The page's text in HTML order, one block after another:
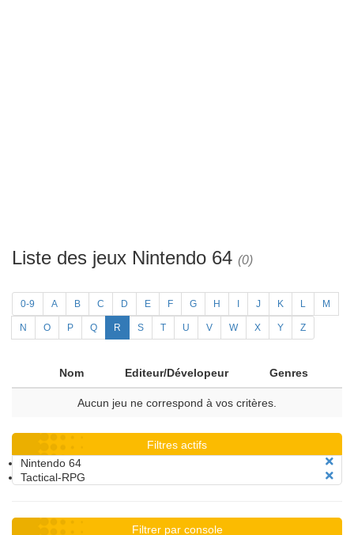
Liste des jeux Nintendo 64 (0)
0-9 A B C D E F G H J K L M
N O P Q R S T U V W X Y Z
Nom Editeur/Dévelopeur Genres
Aucun jeu ne correspond à vos critères.
Filtres actifs
Nintendo 64
Tactical-RPG
Filtrer par console